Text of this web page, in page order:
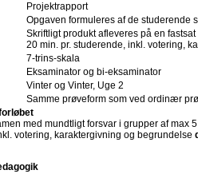
Projektrapport
Opgaven formuleres af de studerende
Skriftligt produkt afleveres på en
20 min. pr. studerende, inkl. votering,
7-trins-skala
Eksaminator og bi-eksaminator
Vinter og Vinter, Uge 2
Samme prøveform som ved ordinær
med mundtligt forsvar i grupper af max
votering, karaktergivning og begrundelse